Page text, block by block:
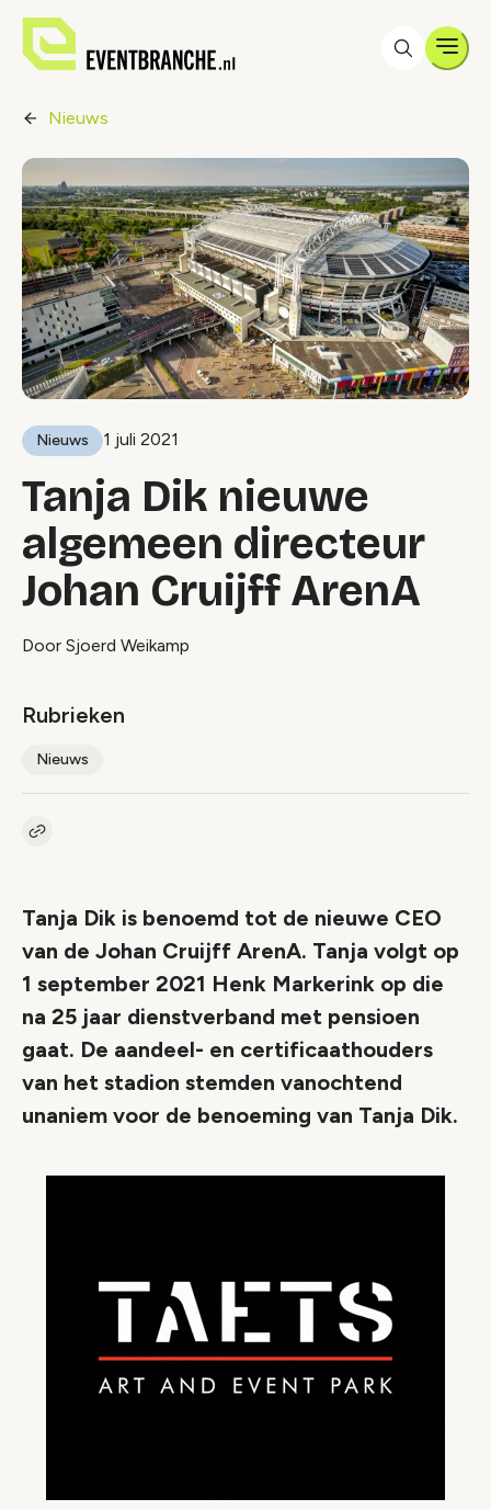
Nieuws
Nieuws 1 juli 2021
Tanja Dik nieuwe
algemeen directeur
Johan Cruijff ArenA
Door Sjoerd Weikamp
Rubrieken
Nieuws
Kopieer link naar artikel
Tanja Dik is benoemd tot de nieuwe CEO
van de Johan Cruijff ArenA. Tanja volgt op
1 september 2021 Henk Markerink op die
na 25 jaar dienstverband met pensioen
gaat. De aandeel- en certificaathouders
van het stadion stemden vanochtend
unaniem voor de benoeming van Tanja Dik.